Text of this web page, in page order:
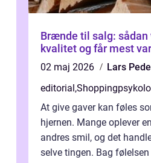
Brænde til salg:
kvalitet og får mest
02 maj 2026
Lars
editorial,
At give gaver kan føles
hjernen. Mange oplever
andres smil, og det
selve tingen. Bag